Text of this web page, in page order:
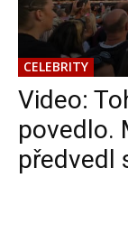
CELEBRITY
Video:
povedlo.
předvedl